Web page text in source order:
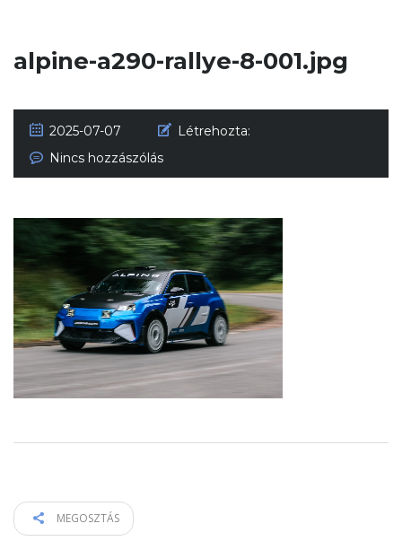
alpine-a290-rallye-8-001.jpg
2025-07-07
Létrehozta:
Nincs hozzászólás
MEGOSZTÁS